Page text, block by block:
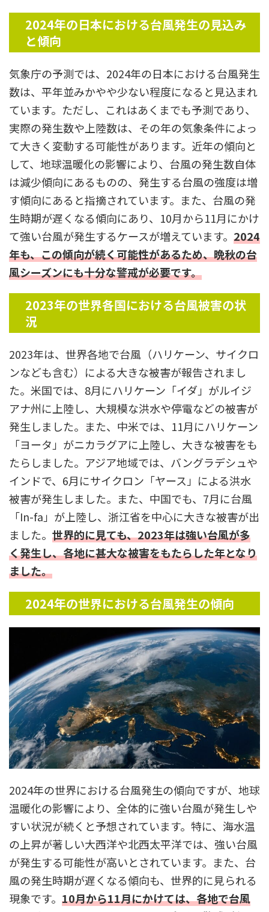
2024年の日本における台風発生の見込み
と傾向
気象庁の予測では、2024年の日本における台風発生
数は、平年並みかやや少ない程度になると見込まれ
ています。ただし、これはあくまでも予測であり、
実際の発生数や上陸数は、その年の気象条件によっ
て大きく変動する可能性があります。近年の傾向と
して、地球温暖化の影響により、台風の発生数自体
は減少傾向にあるものの、発生する台風の強度は増
す傾向にあると指摘されています。また、台風の発
生時期が遅くなる傾向にあり、10月から11月にかけ
て強い台風が発生するケースが増えています。 2024
年も、この傾向が続く可能性があるため、晩秋の台
風シーズンにも十分な警戒が必要です。
2023年の世界各国における台風被害の状
況
2023年は、世界各地で台風（ハリケーン、サイクロ
ンなども含む）による大きな被害が報告されまし
た。米国では、8月にハリケーン「イダ」がルイジ
アナ州に上陸し、大規模な洪水や停電などの被害が
発生しました。また、中米では、11月にハリケーン
「ヨータ」がニカラグアに上陸し、大きな被害をも
たらしました。アジア地域では、バングラデシュや
インドで、6月にサイクロン「ヤース」による洪水
被害が発生しました。また、中国でも、7月に台風
「In-fa」が上陸し、浙江省を中心に大きな被害が出
ました。 世界的に見ても、2023年は強い台風が多
く発生し、各地に甚大な被害をもたらした年となり
ました。
2024年の世界における台風発生の傾向
2024年の世界における台風発生の傾向ですが、地球
温暖化の影響により、全体的に強い台風が発生しや
すい状況が続くと予想されています。特に、海水温
の上昇が著しい大西洋や北西太平洋では、強い台風
が発生する可能性が高いとされています。また、台
風の発生時期が遅くなる傾向も、世界的に見られる
現象です。 10月から11月にかけては、各地で台風